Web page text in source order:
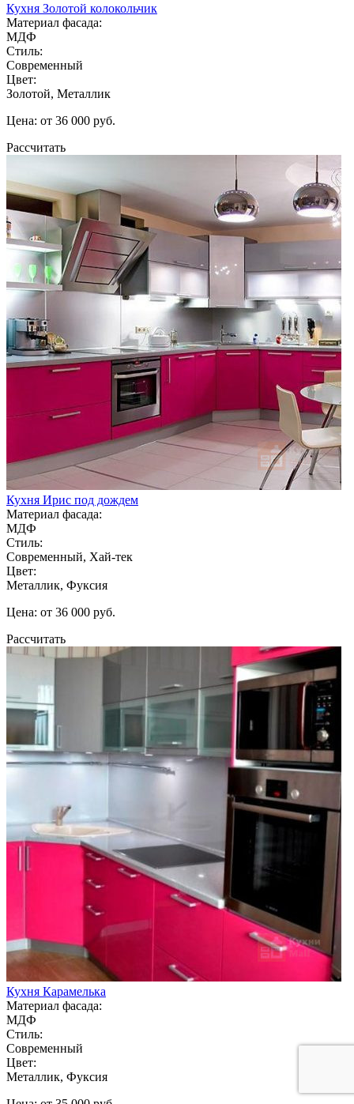
Кухня Золотой колокольчик
Материал фасада:
МДФ
Стиль:
Современный
Цвет:
Золотой, Металлик
Цена: от 36 000 руб.
Рассчитать
Кухня Ирис под дождем
Материал фасада:
МДФ
Стиль:
Современный, Хай-тек
Цвет:
Металлик, Фуксия
Цена: от 36 000 руб.
Рассчитать
Кухня Карамелька
Материал фасада:
МДФ
Стиль:
Современный
Цвет:
Металлик, Фуксия